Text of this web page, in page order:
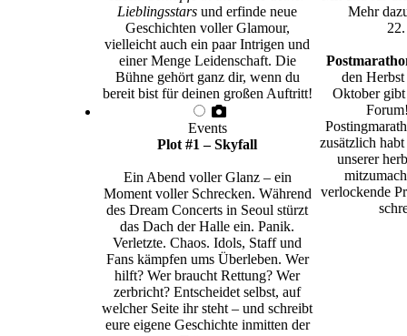
Lieblingsstars und erfinde neue
Geschichten voller Glamour,
vielleicht auch ein paar Intrigen und
einer Menge Leidenschaft. Die
Bühne gehört ganz dir, wenn du
bereit bist für deinen großen Auftritt!
Events
Plot #1 – Skyfall
Ein Abend voller Glanz – ein
Moment voller Schrecken. Während
des Dream Concerts in Seoul stürzt
das Dach der Halle ein. Panik.
Verletzte. Chaos. Idols, Staff und
Fans kämpfen ums Überleben. Wer
hilft? Wer braucht Rettung? Wer
zerbricht? Entscheidet selbst, auf
welcher Seite ihr steht – und schreibt
eure eigene Geschichte inmitten der
Mehr
den
Oktober
zusätzlich
unserer
verlockende